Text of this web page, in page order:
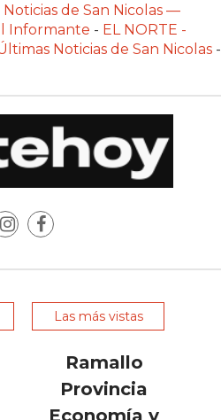
Noticias de San Nicolas —
Informante - EL NORTE -
Noticias de San Nicolas -
Las más vistas
Ramallo
Provincia